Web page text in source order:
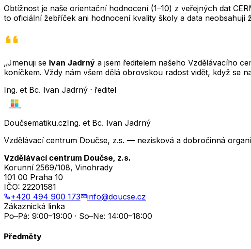
Obtížnost je naše orientační hodnocení (1–10) z veřejných dat
to oficiální žebříček ani hodnocení kvality školy a data
„Jmenuji se Ivan Jadrný a jsem ředitelem našeho Vzdělávacího
koníčkem. Vždy nám všem dělá obrovskou radost vidět, když se
Ing. et Bc. Ivan Jadrný · ředitel
Doučsematiku.czIng. et Bc. Ivan Jadrný
Vzdělávací centrum Doučse, z.s. — nezisková a dobročinná
Vzdělávací centrum Doučse, z.s.
Korunní 2569/108, Vinohrady
101 00 Praha 10
IČO: 22201581
+420 494 900 173
info@doucse.cz
Zákaznická linka
Po–Pá: 9:00–19:00 · So–Ne: 14:00–18:00
Předměty